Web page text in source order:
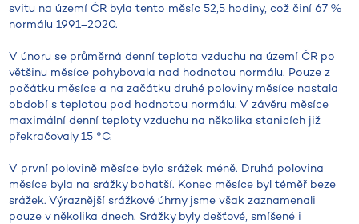
svitu na území ČR byla tento měsíc 52,5 hodiny, což činí 67 %
normálu 1991–2020.
V únoru se průměrná denní teplota vzduchu na území ČR po
většinu měsíce pohybovala nad hodnotou normálu. Pouze z
počátku měsíce a na začátku druhé poloviny měsíce nastala
období s teplotou pod hodnotou normálu. V závěru měsíce
maximální denní teploty vzduchu na několika stanicích již
překračovaly 15 °C.
V první polovině měsíce bylo srážek méně. Druhá polovina
měsíce byla na srážky bohatší. Konec měsíce byl téměř beze
srážek. Výraznější srážkové úhrny jsme však zaznamenali
pouze v několika dnech. Srážky byly dešťové, smíšené i